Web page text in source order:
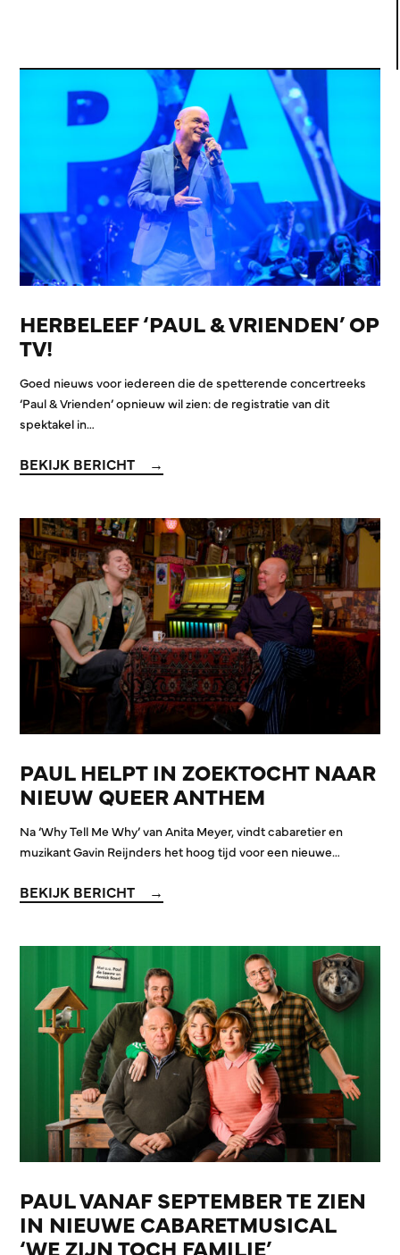
HERBELEEF ‘PAUL & VRIENDEN’ OP
TV!
Goed nieuws voor iedereen die de spetterende concertreeks
‘Paul & Vrienden’ opnieuw wil zien: de registratie van dit
spektakel in…
BEKIJK BERICHT
PAUL HELPT IN ZOEKTOCHT NAAR
NIEUW QUEER ANTHEM
Na ‘Why Tell Me Why’ van Anita Meyer, vindt cabaretier en
muzikant Gavin Reijnders het hoog tijd voor een nieuwe…
BEKIJK BERICHT
PAUL VANAF SEPTEMBER TE ZIEN
IN NIEUWE CABARETMUSICAL
‘WE ZIJN TOCH FAMILIE’